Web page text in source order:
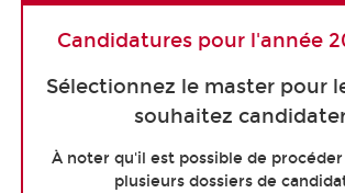
Candidatures pour l'année
Sélectionnez le master pour
souhaitez
À noter qu'il est possible de
plusieurs dossiers de